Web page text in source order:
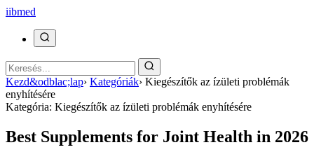
iibmed
Kezd&odblac;lap› Kategóriák› Kiegészítők az ízületi problémák
enyhítésére
Kategória: Kiegészítők az ízületi problémák enyhítésére
Best Supplements for Joint Health in 2026